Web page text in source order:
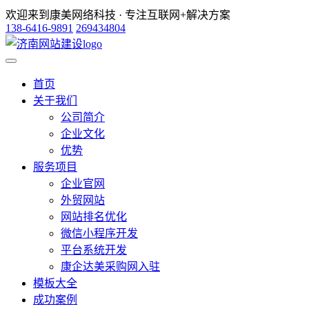
欢迎来到康美网络科技 · 专注互联网+解决方案
138-6416-9891 269434804
首页
关于我们
公司简介
企业文化
优势
服务项目
企业官网
外贸网站
网站排名优化
微信小程序开发
平台系统开发
康企达美采购网入驻
模板大全
成功案例